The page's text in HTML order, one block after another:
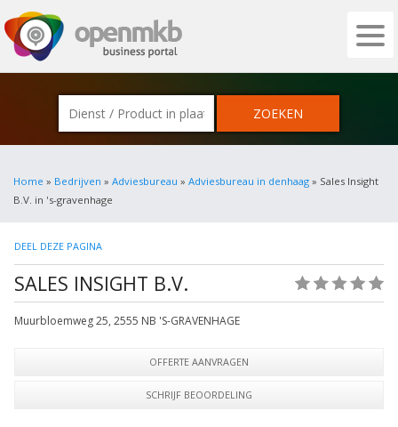
OPENMKB - DE ZAKELIJKE PORTAL
Home » Bedrijven » Adviesbureau » Adviesbureau in denhaag » Sales Insight
B.V. in 's-gravenhage
DEEL DEZE PAGINA
SALES INSIGHT B.V.
Muurbloemweg 25, 2555 NB 'S-GRAVENHAGE
OFFERTE AANVRAGEN
SCHRIJF BEOORDELING